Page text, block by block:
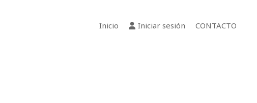
Inicio Iniciar sesión CONTACTO